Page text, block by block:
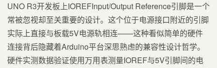
UNO R3开发板上IOREFInput/Output Reference引脚是一个
常被忽视却至关重要的设计。这个位于电源接口附近的引脚
实际上直接与板载5V电源轨相连——这种看似简单的硬件
连接背后隐藏着Arduino平台深思熟虑的兼容性设计哲学。
硬件实测数据验证使用万用表测量IOREF与5V引脚间的电